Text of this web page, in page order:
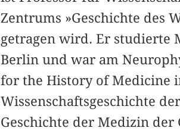
Zentrums »Geschichte des
getragen wird. Er studierte
Berlin und war am
for the History of Medicine
Wissenschaftsgeschichte
Geschichte der Medizin